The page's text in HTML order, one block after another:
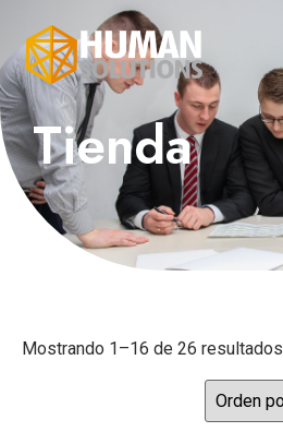
Tienda
Mostrando 1–16 de 26 resultados